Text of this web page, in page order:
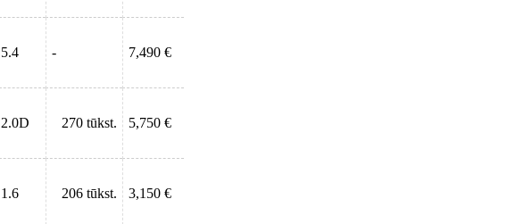
5.4 - 7,490 €
2.0D 270 tūkst. 5,750 €
1.6 206 tūkst. 3,150 €